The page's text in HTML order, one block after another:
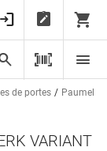
de portes
VARIANT